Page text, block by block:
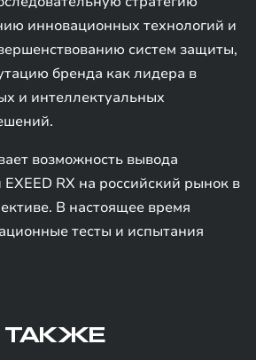
инновационных технологий и
систем защиты,
бренда как лидера в
и интеллектуальных
возможность вывода
RX на российский рынок в
В настоящее время
тесты и испытания
ТАКЖЕ